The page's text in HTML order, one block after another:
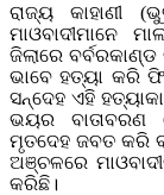
ରାଜ୍ୟ କାହାଣୀ
ମାଓବାଦୀମାନେ
ଜିଲାରେ
ଭାବେ ହତ୍ୟା କରି
ସନ୍ଦେହ ଏହି
ଭୟର ବାତାବରଣ
ମୃତଦେହ ଜବତ କରି
ଅଞ୍ଚଳରେ
କରିଛି।